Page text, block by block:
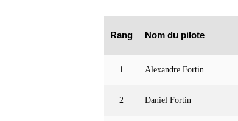
Rang Nom du pilote
1 Alexandre Fortin
2 Daniel Fortin